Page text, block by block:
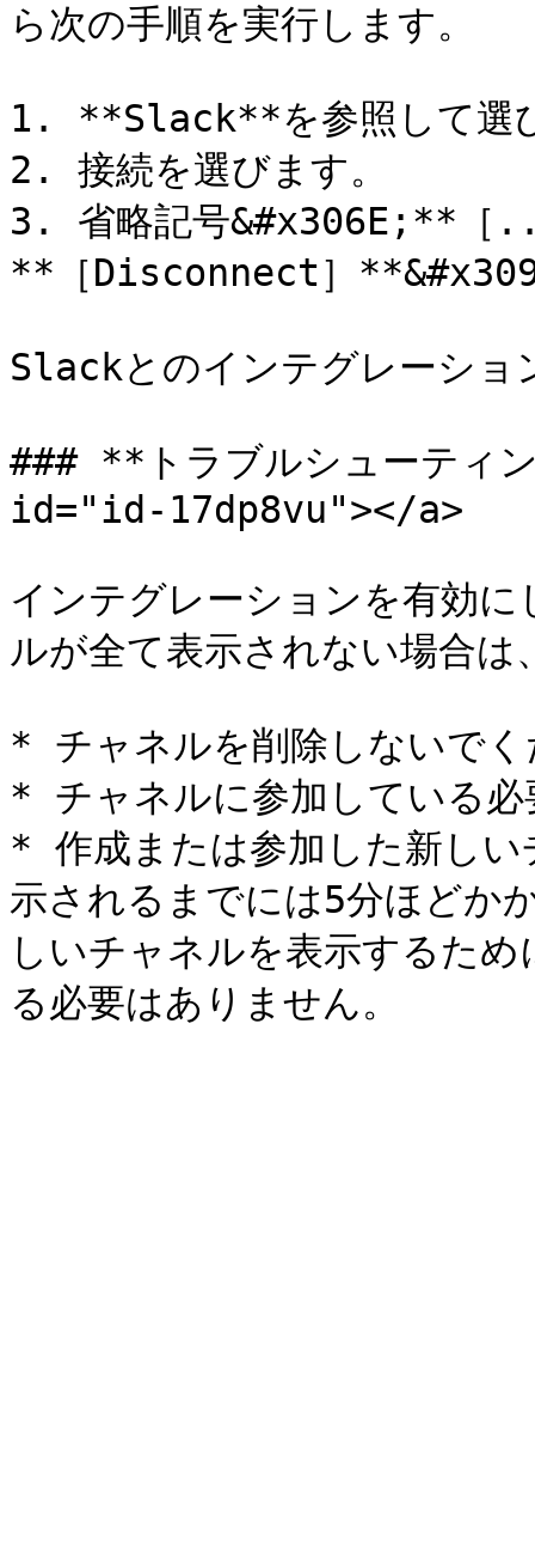
ら次の手順を実行します。
1. **Slack**を参照して選
2. 接続を選びます。
3. 省略記号&#x306E;**［
**［Disconnect］
Slackとのインテグレーショ
### **トラブルシューテ
id="id-17dp8vu"></a>
インテグレーションを有効
ルが全て表示されない場合
* チャネルを削除しないでく
* チャネルに参加している必
* 作成または参加した新し
示されるまでには5分ほどか
しいチャネルを表示するた